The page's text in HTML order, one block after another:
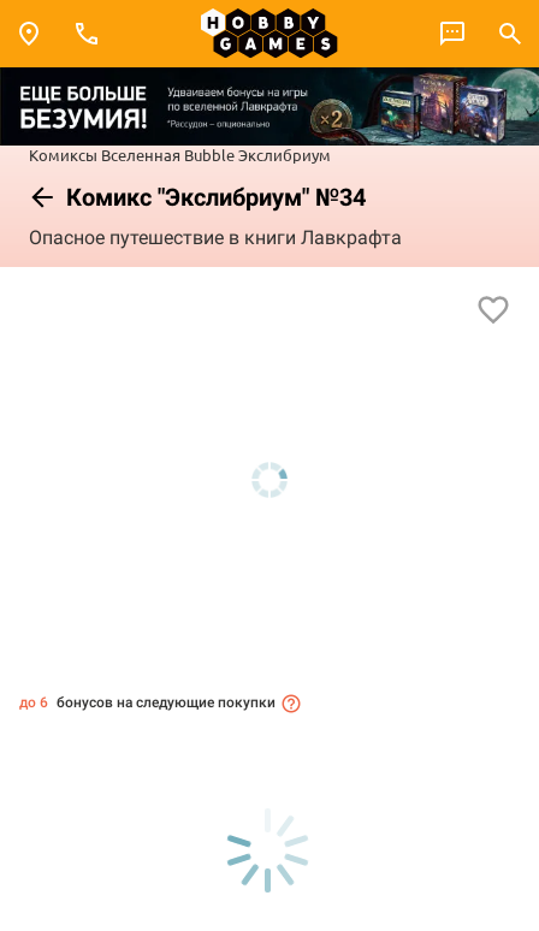
Комиксы Вселенная BubbleЭкслибриум
Комикс "Экслибриум" №34
Опасное путешествие в книги Лавкрафта
до 6 бонусов на следующие покупки